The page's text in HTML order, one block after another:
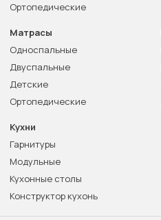
Ортопедические
Матрасы
Односпальные
Двуспальные
Детские
Ортопедические
Кухни
Гарнитуры
Модульные
Кухонные столы
Конструктор кухонь